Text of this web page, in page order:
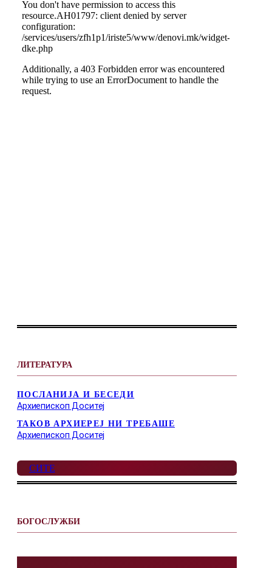
ЛИТЕРАТУРА
ПОСЛАНИЈА И БЕСЕДИ
Архиепископ Доситеј
ТАКОВ АРХИЕРЕЈ НИ ТРЕБАШЕ
Архиепископ Доситеј
СИТЕ
БОГОСЛУЖБИ